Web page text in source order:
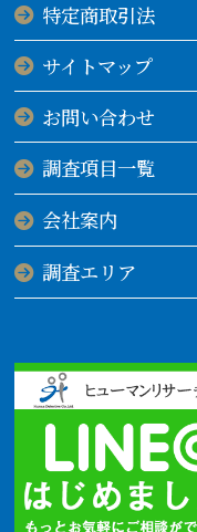
特定商取引法
サイトマップ
お問い合わせ
調査項目一覧
会社案内
調査エリア